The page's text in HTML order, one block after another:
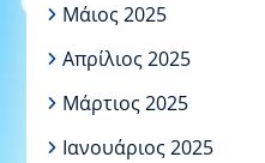
Μάιος 2025
Απρίλιος 2025
Μάρτιος 2025
Ιανουάριος 2025